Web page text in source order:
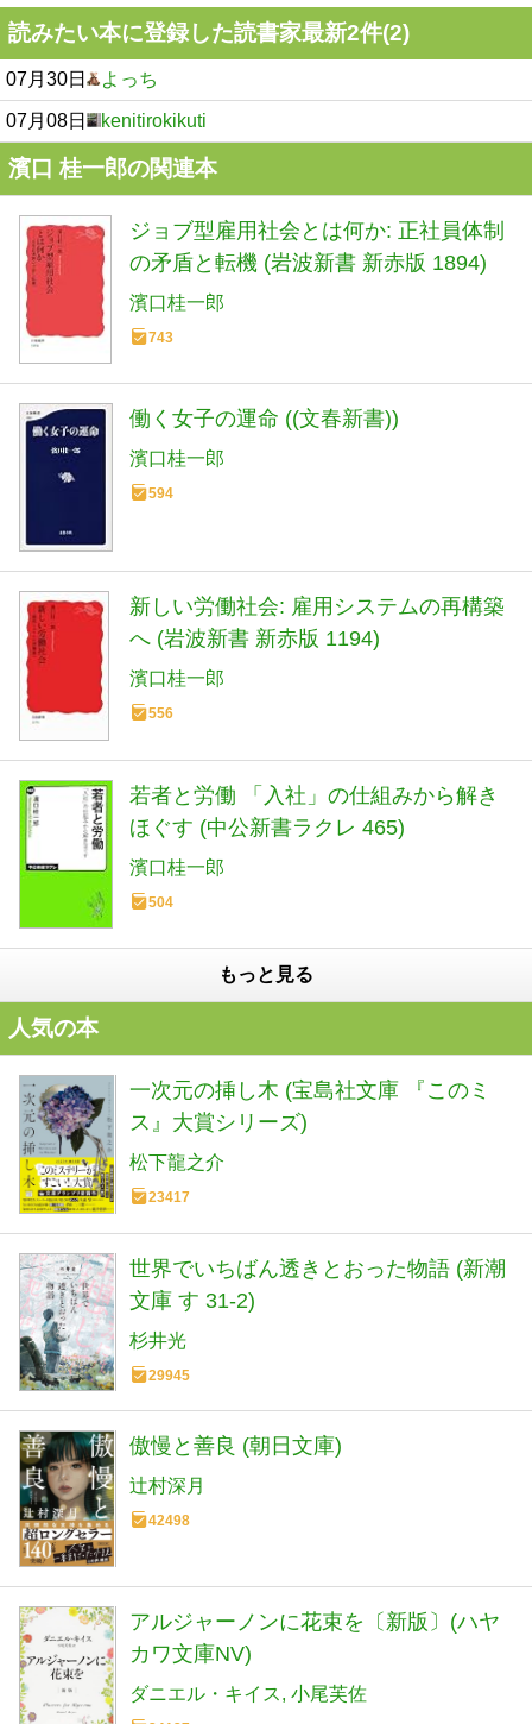
読みたい本に登録した読書家最新2件(2)
07月30日 よっち
07月08日 kenitirokikuti
濱口 桂一郎の関連本
ジョブ型雇用社会とは何か: 正社員体制
の矛盾と転機 (岩波新書 新赤版 1894)
濱口桂一郎
743
働く女子の運命 ((文春新書))
濱口桂一郎
594
新しい労働社会: 雇用システムの再構築
へ (岩波新書 新赤版 1194)
濱口桂一郎
556
若者と労働 「入社」の仕組みから解き
ほぐす (中公新書ラクレ 465)
濱口桂一郎
504
もっと見る
人気の本
一次元の挿し木 (宝島社文庫 『このミ
ス』大賞シリーズ)
松下龍之介
23417
世界でいちばん透きとおった物語 (新潮
文庫 す 31-2)
杉井光
29945
傲慢と善良 (朝日文庫)
辻村深月
42498
アルジャーノンに花束を〔新版〕(ハヤ
カワ文庫NV)
ダニエル・キイス 小尾芙佐